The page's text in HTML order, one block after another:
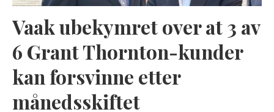
Vaak ubekymret over at 3 av
6 Grant Thornton-kunder
kan forsvinne etter
månedsskiftet